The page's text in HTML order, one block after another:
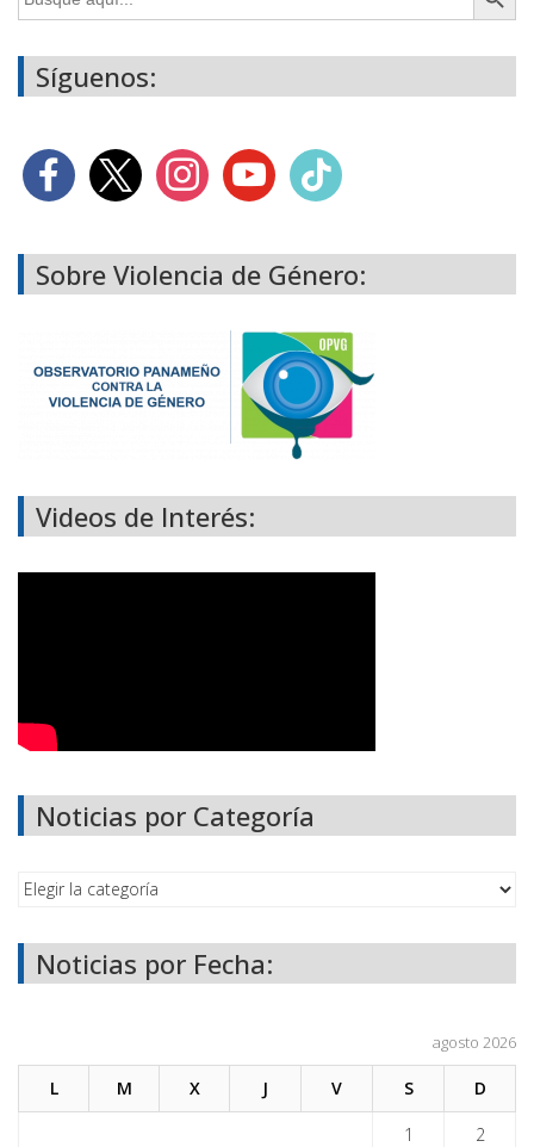
Síguenos:
Sobre Violencia de Género:
Videos de Interés:
Noticias por Categoría
Noticias por Fecha:
agosto 2026
L M X J V S D
1 2